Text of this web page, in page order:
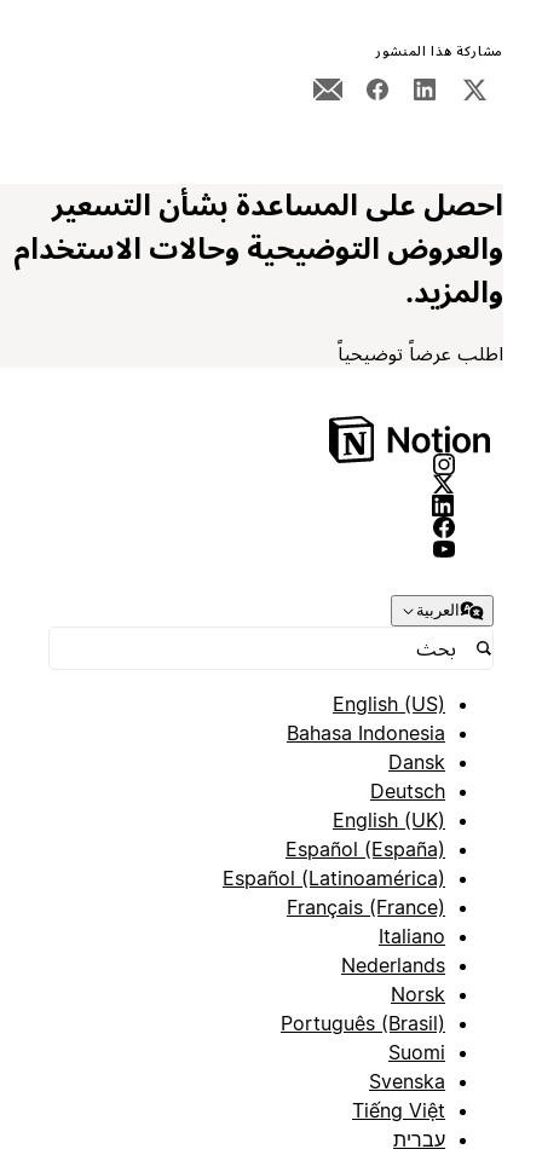
مشاركة هذا المنشور
احصل على المساعدة بشأن التسعير
والعروض التوضيحية وحالات الاستخدام
والمزيد.
اطلب عرضاً توضيحياً
العربية
English (US)
Bahasa Indonesia
Dansk
Deutsch
English (UK)
Español (España)
Español (Latinoamérica)
Français (France)
Italiano
Nederlands
Norsk
Português (Brasil)
Suomi
Svenska
Tiếng Việt
עברית